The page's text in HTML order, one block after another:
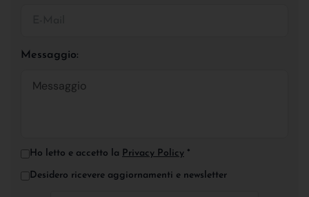
Messaggio:
Ho letto e accetto la Privacy Policy *
Desidero ricevere aggiornamenti e newsletter